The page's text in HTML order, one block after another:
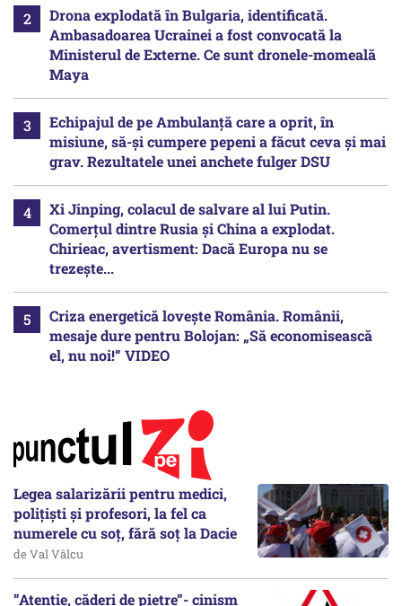
Drona explodată în Bulgaria, identificată.
Ambasadoarea Ucrainei a fost convocată la
Ministerul de Externe. Ce sunt dronele-momeală
Maya
Echipajul de pe Ambulanță care a oprit, în
misiune, să-și cumpere pepeni a făcut ceva și mai
grav. Rezultatele unei anchete fulger DSU
Xi Jinping, colacul de salvare al lui Putin.
Comerțul dintre Rusia și China a explodat.
Chirieac, avertisment: Dacă Europa nu se
trezește...
Criza energetică lovește România. Românii,
mesaje dure pentru Bolojan: „Să economisească
el, nu noi!” VIDEO
Legea salarizării pentru medici,
polițiști și profesori, la fel ca
numerele cu soț, fără soț la Dacie
de Val Vâlcu
”Atenție, căderi de pietre”- cinism